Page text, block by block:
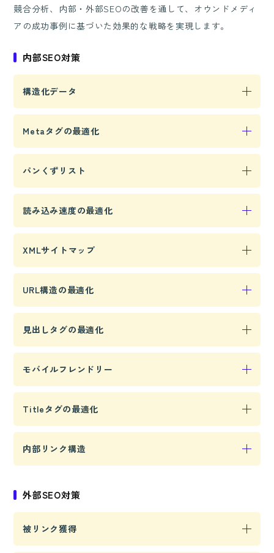
競合分析、内部・外部SEOの改善を通して、オウンドメディ
アの成功事例に基づいた効果的な戦略を実現します。
内部SEO対策
構造化データ
サイトの情報を検索エンジンがより理解しやすくす
Metaタグの最適化
メタディスクリプションやキーワードを適切に設定
パンくずリスト
ユーザーがサイト内での位置を把握しやすくするナ
読み込み速度の最適化
ページの読み込み速度を改善することで、ユーザー
XMLサイトマップ
サイト内のすべてのページを検索エンジンに通知す
URL構造の最適化
わかりやすいURLを設定し、ユーザーと検索エンジ
見出しタグの最適化
コンテンツの階層を明確にし、H1やH2などの見出し
モバイルフレンドリー
モバイル端末での閲覧に最適化することで、スマホ
Titleタグの最適化
ページの内容を正確に示すタイトルを設定し、検索
内部リンク構造
回遊性を向上させることで、ユーザー体験とSEO評
外部SEO対策
被リンク獲得